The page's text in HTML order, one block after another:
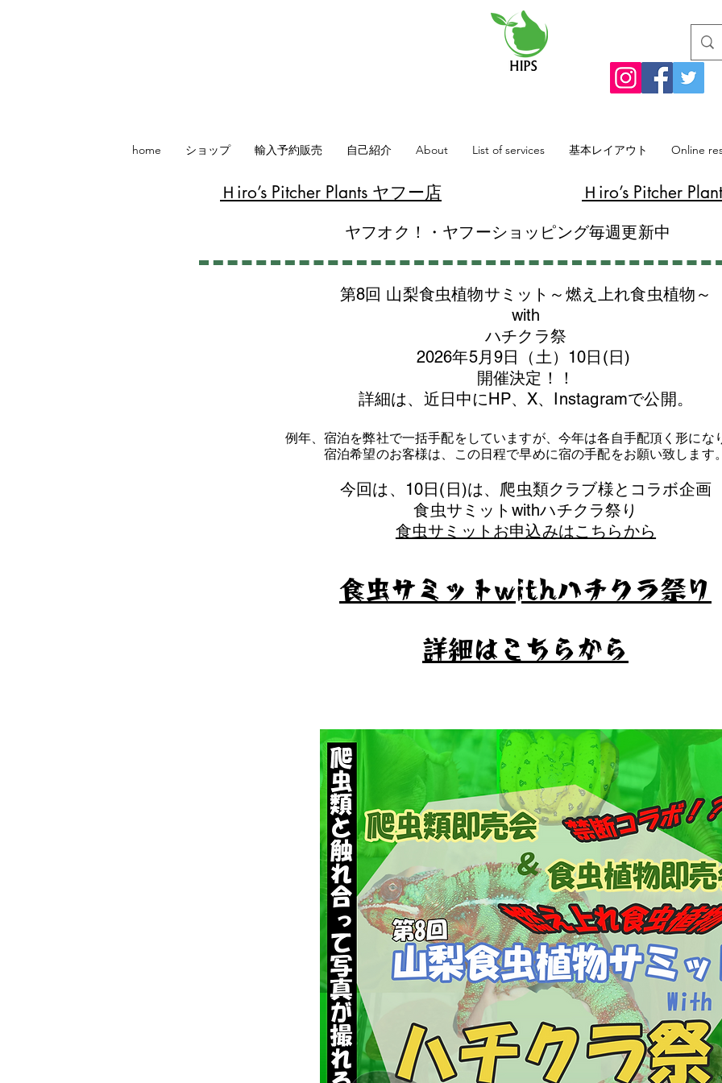
home ショップ 輸入予約販売 自己紹介 About List of services 基本レイアウト Online
​Ｈiro’s Pitcher Plants ヤフー店 Ｈiro’s Pitcher
ヤフオク！・ヤフーショッピング毎週更新中
第8回 山梨食虫植物サミット～燃え上れ食虫植物～
with
​ハチクラ祭
2026年5月9日（土）10日(日)
​開催決定！！
詳細は、近日中にHP、X、Instagramで公開。
例年、宿泊を弊社で一括手配をしていますが、今年は各自手配頂く形にな
​宿泊希望のお客様は、この日程で早めに宿の手配をお願い致します。
​今回は、10日(日)は、爬虫類クラブ様とコラボ企画
​食虫サミットwithハチクラ祭り
食虫サミットお申込みはこちらから
食虫サミットwithハチクラ祭り
​詳細はこちらから